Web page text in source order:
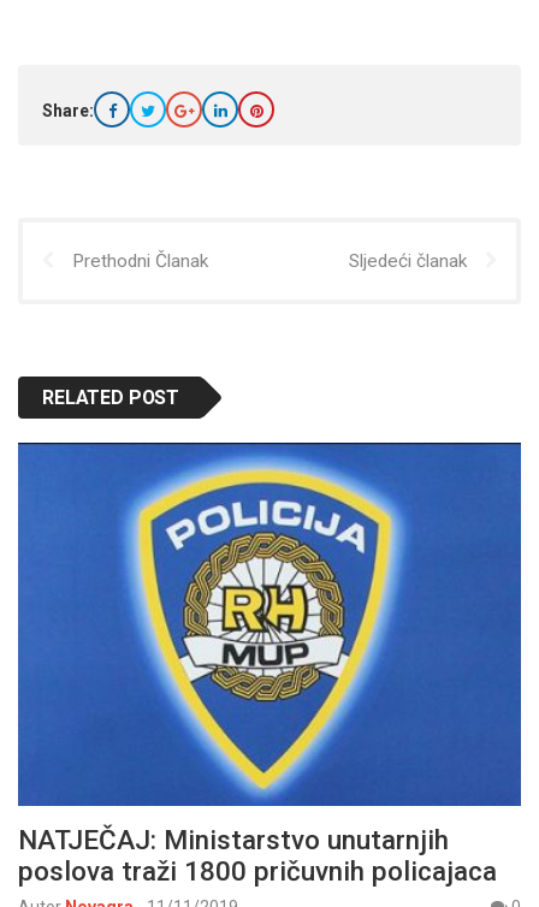
Share:
Prethodni Članak Sljedeći članak
RELATED POST
NATJEČAJ: Ministarstvo unutarnjih
poslova traži 1800 pričuvnih policajaca